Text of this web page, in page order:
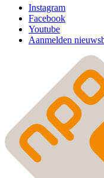
Instagram
Facebook
Youtube
Aanmelden